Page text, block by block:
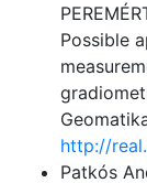
Possible
http://
Patkós